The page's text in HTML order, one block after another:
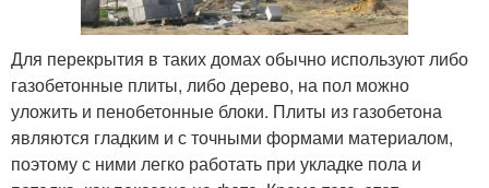
Для перекрытия в таких домах обычно используют либо
газобетонные плиты, либо дерево, на пол можно
уложить и пенобетонные блоки. Плиты из газобетона
являются гладким и с точными формами материалом,
поэтому с ними легко работать при укладке пола и